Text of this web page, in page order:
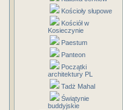
Kościoły słupowe
Kościół w
Kosieczynie
Paestum
Panteon
Początki
architektury PL
Tadż Mahal
Świątynie
buddyjskie